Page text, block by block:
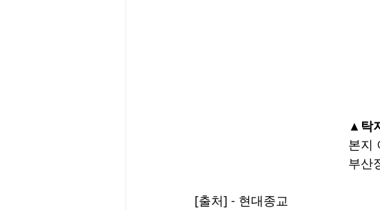
▲ 탁
본지
부산
[출처] - 현대종교